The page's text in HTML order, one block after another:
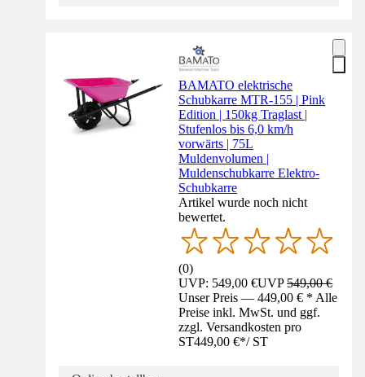
BAMATO elektrische
Schubkarre MTR-155 | Pink
Edition | 150kg Traglast |
Stufenlos bis 6,0 km/h
vorwärts | 75L
Muldenvolumen |
Muldenschubkarre Elektro-
Schubkarre
Artikel wurde noch nicht
bewertet.
(0)
UVP: 549,00 €UVP549,00 €
Unser Preis — 449,00 € * Alle
Preise inkl. MwSt. und ggf.
zzgl. Versandkosten pro
ST449,00 €*/ ST